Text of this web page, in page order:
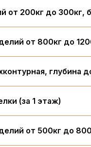
от 200кг до 300кг,
от 800кг до
глубина
(за 1 этаж)
от 500кг до